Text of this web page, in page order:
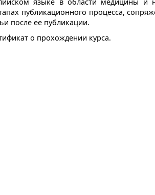
публикационного процесса,
после ее публикации.
о прохождении курса.